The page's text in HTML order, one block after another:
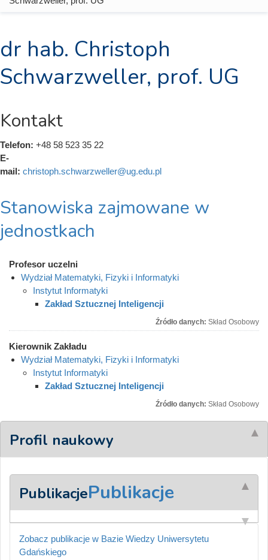
dr hab. Christoph
Schwarzweller, prof. UG
Kontakt
Telefon: +48 58 523 35 22
E-
mail: christoph.schwarzweller@ug.edu.pl
Stanowiska zajmowane w
jednostkach
Profesor uczelni
Wydział Matematyki, Fizyki i Informatyki
Instytut Informatyki
Zakład Sztucznej Inteligencji
Źródło danych: Skład Osobowy
Kierownik Zakładu
Wydział Matematyki, Fizyki i Informatyki
Instytut Informatyki
Zakład Sztucznej Inteligencji
Źródło danych: Skład Osobowy
Profil naukowy
PublikacjePublikacje
Zobacz publikacje w Bazie Wiedzy Uniwersytetu
Gdańskiego